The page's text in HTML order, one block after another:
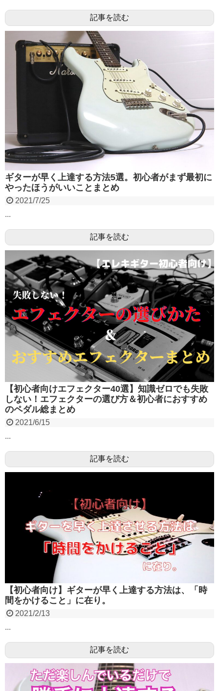
記事を読む
ギターが早く上達する方法5選。初心者がまず最初に
やったほうがいいことまとめ
2021/7/25
...
記事を読む
【初心者向けエフェクター40選】知識ゼロでも失敗
しない！エフェクターの選び方＆初心者におすすめ
のペダル総まとめ
2021/6/15
...
記事を読む
【初心者向け】ギターが早く上達する方法は、「時
間をかけること」に在り。
2021/2/13
...
記事を読む